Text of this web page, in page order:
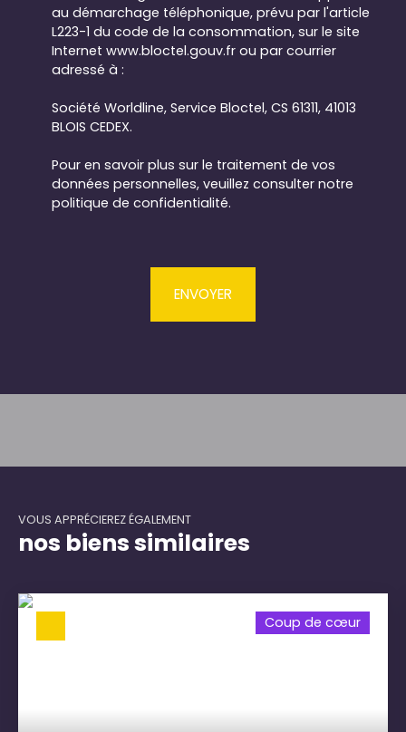
au démarchage téléphonique, prévu par l'article
L223-1 du code de la consommation, sur le site
Internet www.bloctel.gouv.fr ou par courrier
adressé à :
Société Worldline, Service Bloctel, CS 61311, 41013
BLOIS CEDEX.
Pour en savoir plus sur le traitement de vos
données personnelles, veuillez consulter notre
politique de confidentialité.
ENVOYER
VOUS APPRÉCIEREZ ÉGALEMENT
nos biens similaires
Coup de cœur